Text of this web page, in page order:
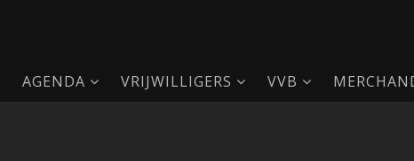
AGENDA VRIJWILLIGERS VVB